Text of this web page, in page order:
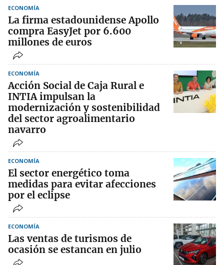
ECONOMÍA
La firma estadounidense Apollo
compra EasyJet por 6.600
millones de euros
ECONOMÍA
Acción Social de Caja Rural e
INTIA impulsan la
modernización y sostenibilidad
del sector agroalimentario
navarro
ECONOMÍA
El sector energético toma
medidas para evitar afecciones
por el eclipse
ECONOMÍA
Las ventas de turismos de
ocasión se estancan en julio